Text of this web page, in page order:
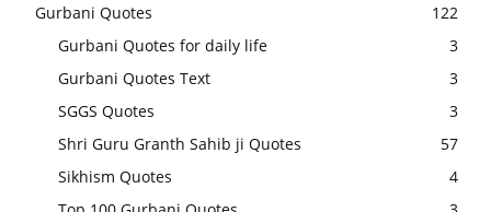
Gurbani Quotes
122
Gurbani Quotes for daily life
3
Gurbani Quotes Text
3
SGGS Quotes
3
Shri Guru Granth Sahib ji Quotes
57
Sikhism Quotes
4